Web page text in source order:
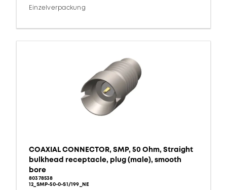
Einzelverpackung
COAXIAL CONNECTOR, SMP, 50 Ohm, Straight
bulkhead receptacle, plug (male), smooth
bore
80378538
12_SMP-50-0-S1/199_NE